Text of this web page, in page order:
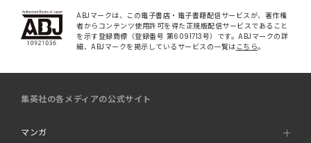
ABJマークは、この電子書店・電子書籍配信サービスが、著作権
者からコンテンツ使用許可を得た正規版配信サービスであること
を示す登録商標（登録番号 第6091713号）です。ABJマークの詳
細、ABJマークを掲示しているサービスの一覧は こちら。
集英社の各メディアの公式サイト
マンガ